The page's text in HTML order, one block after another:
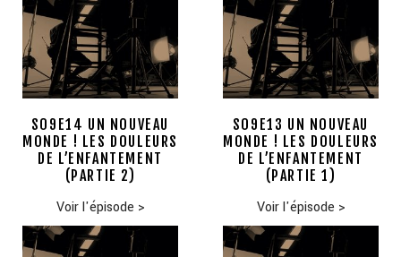
S09E14 UN NOUVEAU
MONDE ! LES DOULEURS
DE L’ENFANTEMENT
(PARTIE 2)
Voir l'épisode >
S09E13 UN NOUVEAU
MONDE ! LES DOULEURS
DE L’ENFANTEMENT
(PARTIE 1)
Voir l'épisode >